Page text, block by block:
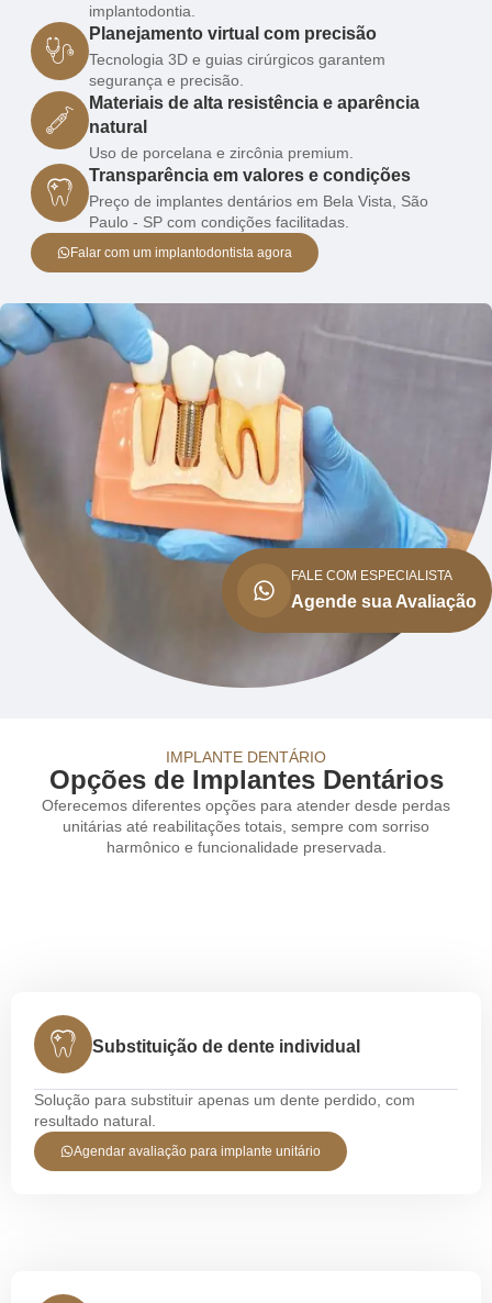
implantodontia.
Planejamento virtual com precisão
Tecnologia 3D e guias cirúrgicos garantem
segurança e precisão.
Materiais de alta resistência e aparência
natural
Uso de porcelana e zircônia premium.
Transparência em valores e condições
Preço de implantes dentários em Bela Vista, São
Paulo - SP com condições facilitadas.
Falar com um implantodontista agora
FALE COM ESPECIALISTA
Agende sua Avaliação
IMPLANTE DENTÁRIO
Opções de Implantes Dentários
Oferecemos diferentes opções para atender desde perdas
unitárias até reabilitações totais, sempre com sorriso
harmônico e funcionalidade preservada.
Substituição de dente individual
Solução para substituir apenas um dente perdido, com
resultado natural.
Agendar avaliação para implante unitário